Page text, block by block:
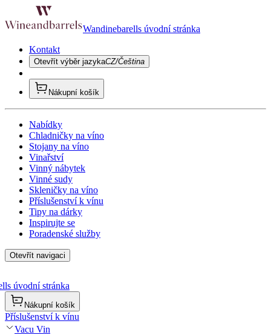
Wandinebarells úvodní stránka
Kontakt
Otevřít výběr jazykaCZ/Čeština
Nákupní košík
Nabídky
Chladničky na víno
Stojany na víno
Vinařství
Vinný nábytek
Vinné sudy
Skleničky na víno
Příslušenství k vínu
Tipy na dárky
Inspirujte se
Poradenské služby
Otevřít navigaci
úvodní stránka
Nákupní košík
Příslušenství k vínu
Vacu Vin